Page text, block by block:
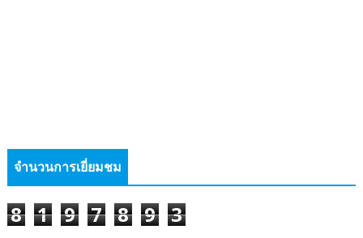
จำนวนการเยี่ยมชม
8 1 9 7 8 9 3